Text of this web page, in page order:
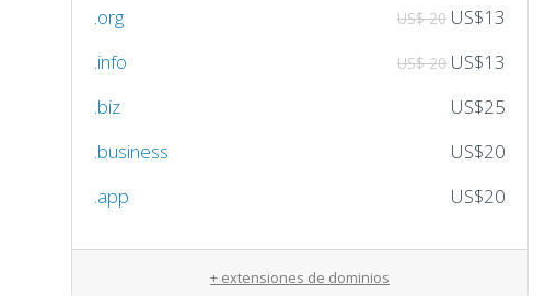
.org
US$ 20 US$13
.info
US$ 20 US$13
.biz
US$25
.business
US$20
.app
US$20
+ extensiones de dominios